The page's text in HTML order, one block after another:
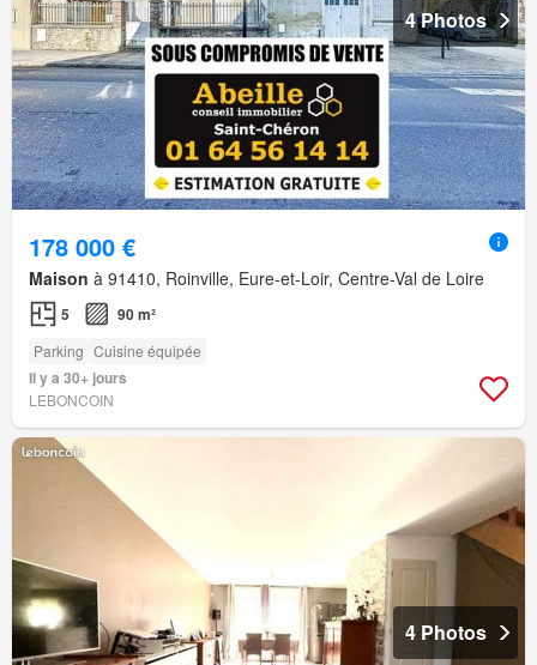
4 Photos
178 000 €
Maison à 91410, Roinville, Eure-et-Loir, Centre-Val de Loire
5 90 m²
Parking Cuisine équipée
Il y a 30+ jours
LEBONCOIN
4 Photos